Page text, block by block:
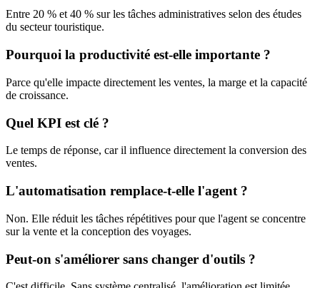
Entre 20 % et 40 % sur les tâches administratives selon des études
du secteur touristique.
Pourquoi la productivité est-elle importante ?
Parce qu'elle impacte directement les ventes, la marge et la capacité
de croissance.
Quel KPI est clé ?
Le temps de réponse, car il influence directement la conversion des
ventes.
L'automatisation remplace-t-elle l'agent ?
Non. Elle réduit les tâches répétitives pour que l'agent se concentre
sur la vente et la conception des voyages.
Peut-on s'améliorer sans changer d'outils ?